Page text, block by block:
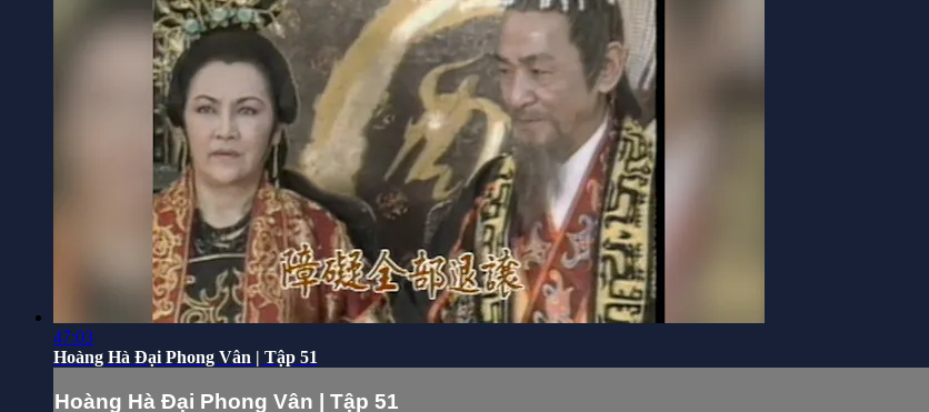
47:03
Hoàng Hà Đại Phong Vân | Tập 51
Hoàng Hà Đại Phong Vân | Tập 51